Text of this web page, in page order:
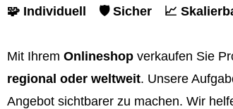
🧩 Individuell 🛡️ Sicher 📈
Mit Ihrem Onlineshop verkaufen Sie
regional oder weltweit. Unsere
Angebot sichtbarer zu machen. Wir